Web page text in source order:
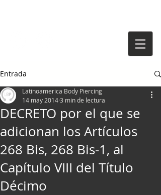
Entrada
DECRETO por el que se
adicionan los Artículos
268 Bis, 268 Bis-1, al
Capítulo VIII del Título
Décimo
Latinoamerica Body Piercing
14 may 20143 min de lectura